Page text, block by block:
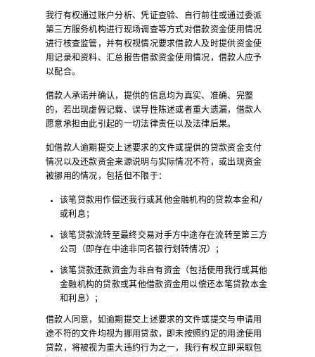
我行有权通过账户分析、凭证查验、自行前往或通过委派
第三方服务机构进行现场调查等方式对借款资金使用情况
进行核查监管，并有权视情况要求借款人及时提供资金使
用记录和资料、汇总报告借款资金使用情况，借款人应予
以配合。
借款人承诺并确认，提供的信息均为真实、准确、完整
的，若出现虚假记载、误导性陈述或者重大遗漏，借款人
愿意承担由此引起的一切法律责任以及法律后果。
如借款人逾期提交上述要求的文件或提供的贷款资金支付
情况以及还款资金来源说明与实际情况不符，或出现资金
被挪用的情况，包括但不限于：
该笔贷款用作偿还我行或其他金融机构的贷款本金和/
或利息；
该笔贷款流转至最终交易对手方中途存在流转至第三方
公司（即存在中途非同名银行划转情况）；
该笔贷款还款资金为非自有资金（包括使用我行或其他
金融机构的贷款或其他借款资金用以偿还本笔贷款本金
和利息）；
借款人同意，如逾期提交上述要求的文件或提交与申请用
途不符的文件均视为挪用贷款，即未按照约定的用途使用
贷款，将被视为重大违约行为之一，我行有权立即采取包